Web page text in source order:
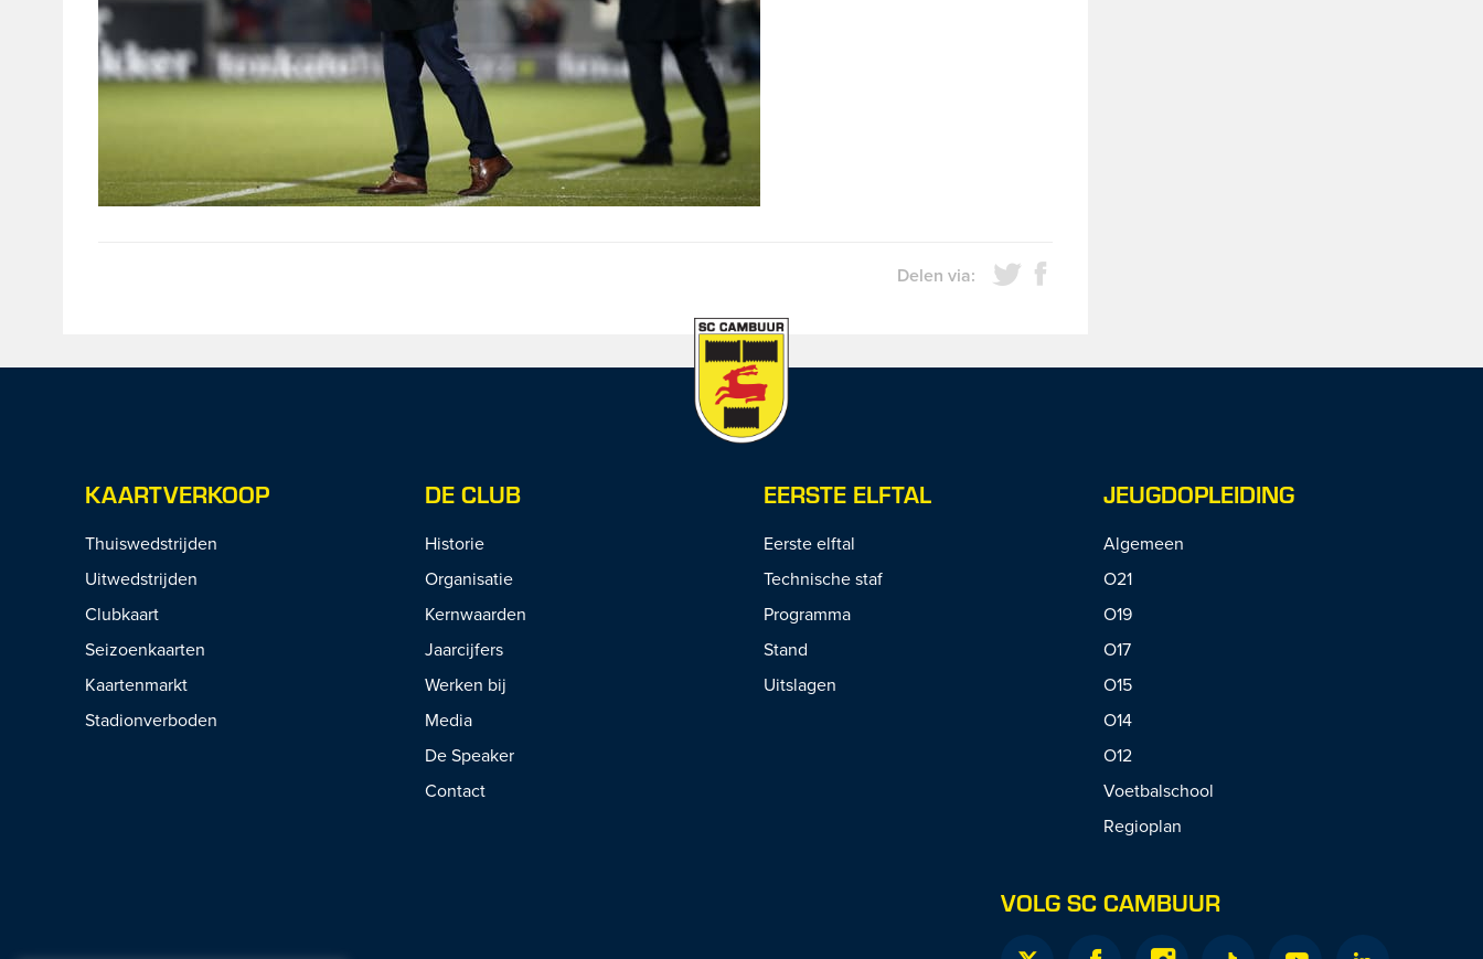
Delen via:
KAARTVERKOOP
Thuiswedstrijden
Uitwedstrijden
Clubkaart
Seizoenkaarten
Kaartenmarkt
Stadionverboden
DE CLUB
Historie
Organisatie
Kernwaarden
Jaarcijfers
Werken bij
Media
De Speaker
Contact
EERSTE ELFTAL
Eerste elftal
Technische staf
Programma
Stand
Uitslagen
JEUGDOPLEIDING
Algemeen
O21
O19
O17
O15
O14
O12
Voetbalschool
Regioplan
VOLG SC CAMBUUR